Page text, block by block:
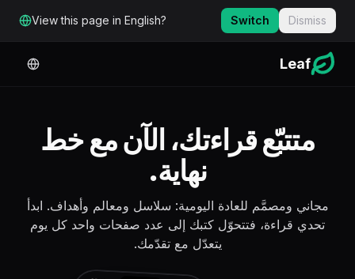
الانتقال إلى المحتوى الرئيسي
View this page in English? Switch Dismiss
Leaf
متتبّع قراءتك، الآن مع خط
نهاية.
مجاني ومصمَّم للعادة اليومية: سلاسل ومعالم وأهداف. ابدأ
تحدي قراءة، فتتحوّل كتبك إلى عدد صفحات واحد كل يوم
يتعدّل مع تقدّمك.